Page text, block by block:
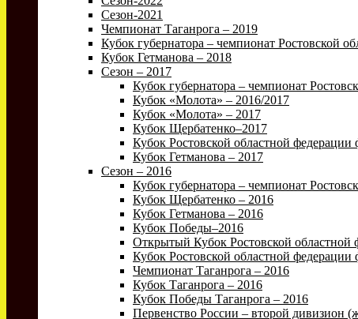
Сезон-2021
Чемпионат Таганрога – 2019
Кубок губернатора – чемпионат Ростовской
Кубок Гетманова – 2018
Сезон – 2017
Кубок губернатора – чемпионат
Кубок «Молота» – 2016/2017
Кубок «Молота» – 2017
Кубок Щербатенко–2017
Кубок Ростовской областной федерации
Кубок Гетманова – 2017
Сезон – 2016
Кубок губернатора – чемпионат
Кубок Щербатенко – 2016
Кубок Гетманова – 2016
Кубок Победы–2016
Открытый Кубок Ростовской областной
Кубок Ростовской областной
Чемпионат Таганрога – 2016
Кубок Таганрога – 2016
Кубок Победы Таганрога – 2016
Первенство России – второй дивизион